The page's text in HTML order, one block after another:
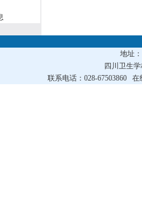
地址
四川卫生
联系电话：028-67503860